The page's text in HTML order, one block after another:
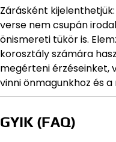
Zárásként
verse nem csupán
önismereti tükör is.
korosztály számára
megérteni érzéseinket,
vinni önmagunkhoz és
GYIK (FAQ)